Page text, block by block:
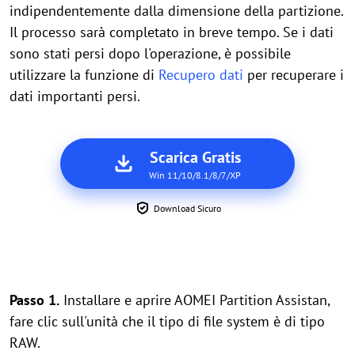
indipendentemente dalla dimensione della partizione.
Il processo sarà completato in breve tempo. Se i dati
sono stati persi dopo l'operazione, è possibile
utilizzare la funzione di Recupero dati per recuperare i
dati importanti persi.
Scarica Gratis
Win 11/10/8.1/8/7/XP
Download Sicuro
Passo 1. Installare e aprire AOMEI Partition Assistan,
fare clic sull'unità che il tipo di file system è di tipo
RAW.